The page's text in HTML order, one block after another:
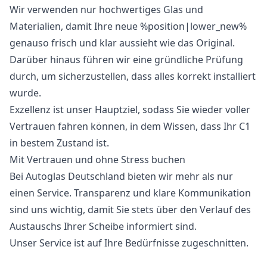
Wir verwenden nur hochwertiges Glas und
Materialien, damit Ihre neue %position|lower_new%
genauso frisch und klar aussieht wie das Original.
Darüber hinaus führen wir eine gründliche Prüfung
durch, um sicherzustellen, dass alles korrekt installiert
wurde.
Exzellenz ist unser Hauptziel, sodass Sie wieder voller
Vertrauen fahren können, in dem Wissen, dass Ihr C1
in bestem Zustand ist.
Mit Vertrauen und ohne Stress buchen
Bei Autoglas Deutschland bieten wir mehr als nur
einen Service. Transparenz und klare Kommunikation
sind uns wichtig, damit Sie stets über den Verlauf des
Austauschs Ihrer Scheibe informiert sind.
Unser Service ist auf Ihre Bedürfnisse zugeschnitten.